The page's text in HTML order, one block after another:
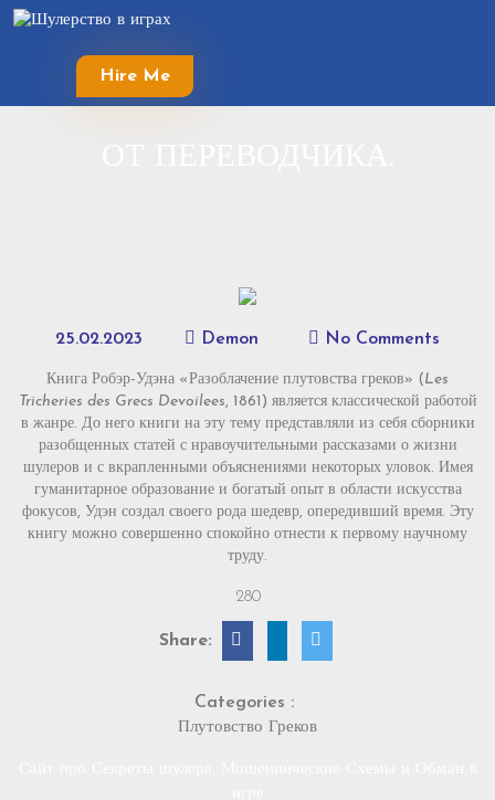
Skip
Hire Me
25.02.2023 Demon No Comments
Книга Робэр-Удэна «Разоблачение плутовства греков» (Les
Tricheries des Grecs Devoilees, 1861) является классической работой
в жанре. До него книги на эту тему представляли из себя сборники
разобщенных статей с нравоучительными рассказами о жизни
шулеров и с вкрапленными объяснениями некоторых уловок. Имея
гуманитарное образование и богатый опыт в области искусства
фокусов, Удэн создал своего рода шедевр, опередивший время. Эту
книгу можно совершенно спокойно отнести к первому научному
труду.
280
Share:
Categories :
Плутовство Греков